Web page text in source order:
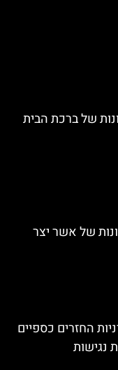
של ברכת הבית
של אשר יצר
החזרים כספיים
נגישות